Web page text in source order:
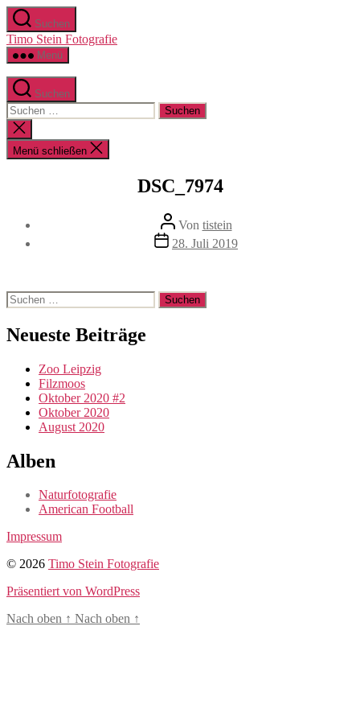
Zum
Inhalt
springen
Suchen
Timo Stein Fotografie
Menü
Suchen
Suchen
nach:
Suche
schließen
Menü schließen
DSC_7974
Beitragsautor
Von tistein
Veröffentlichungsdatum
28. Juli 2019
Suchen
nach:
Neueste Beiträge
Zoo Leipzig
Filzmoos
Oktober 2020 #2
Oktober 2020
August 2020
Alben
Naturfotografie
American Football
Impressum
© 2026 Timo Stein Fotografie
Präsentiert von WordPress
Nach oben ↑ Nach oben ↑